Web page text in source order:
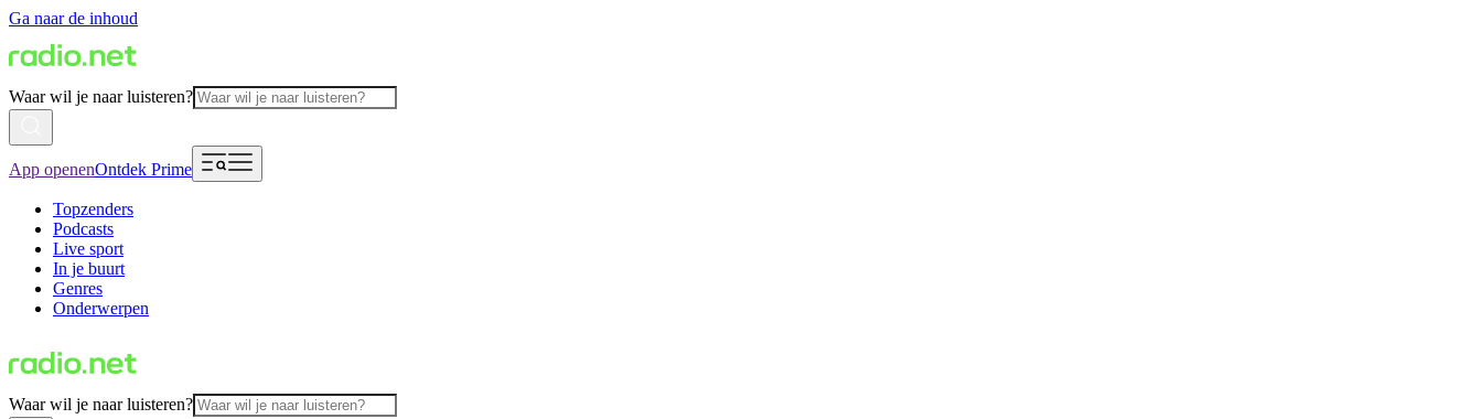
Ga naar de inhoud
Waar wil je naar luisteren?
App openenOntdek Prime
Topzenders
Podcasts
Live sport
In je buurt
Genres
Onderwerpen
Waar wil je naar luisteren?